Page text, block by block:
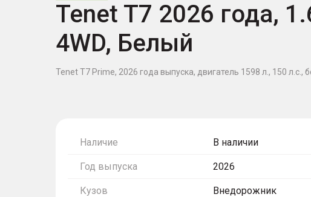
Tenet T7 2026 года,
4WD, Белый
Tenet T7 Prime, 2026 года выпуска, двигатель 1598 л., 150 л.с.,
Наличие В наличии
Год выпуска 2026
Кузов Внедорожник